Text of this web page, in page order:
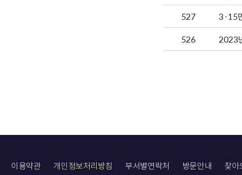
527
3·15
526
2023
이용약관 개인정보처리방침 부서별연락처 방문안내 찾아